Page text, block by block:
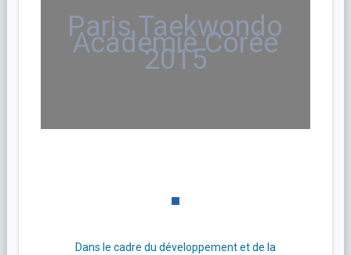
Paris Taekwondo
Academie Corée
2015
Dans le cadre du développement et de la